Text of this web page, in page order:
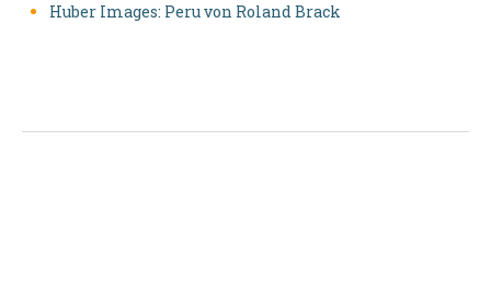
Huber Images: Peru von Roland Brack